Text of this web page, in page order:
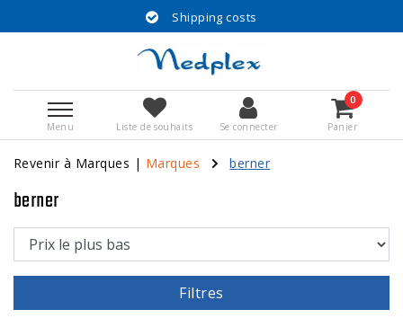
Shipping costs
Menu Liste de souhaits Se connecter
0
Panier
Revenir à Marques | Marques berner
berner
Filtres